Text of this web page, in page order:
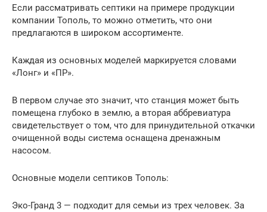
Если рассматривать септики на примере продукции
компании Тополь, то можно отметить, что они
предлагаются в широком ассортименте.
Каждая из основных моделей маркируется словами
«Лонг» и «ПР».
В первом случае это значит, что станция может быть
помещена глубоко в землю, а вторая аббревиатура
свидетельствует о том, что для принудительной откачки
очищенной воды система оснащена дренажным
насосом.
Основные модели септиков Тополь:
Эко-Гранд 3 — подходит для семьи из трех человек. За